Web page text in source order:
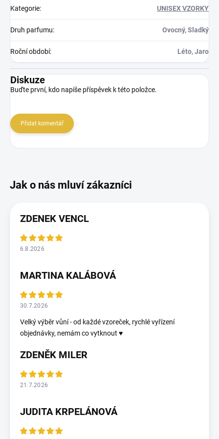
Kategorie: UNISEX VZORKY
Druh parfumu: Ovocný, Sladký
Roční období: Léto, Jaro
Diskuze
Buďte první, kdo napíše příspěvek k této položce.
Přidat komentář
ZDENEK VENCL
6.8.2026
MARTINA KALÁBOVÁ
30.7.2026
Velký výběr vůní - od každé vzoreček, rychlé vyřízení
objednávky, nemám co vytknout ♥️
ZDENĚK MILER
21.7.2026
JUDITA KRPELÁNOVÁ